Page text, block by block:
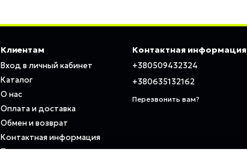
Клиентам
Вход в личный кабинет
Каталог
О нас
Оплата и доставка
Обмен и возврат
Контактная информация
Контактная информация
+380509432324
+380635132162
Перезвонить вам?